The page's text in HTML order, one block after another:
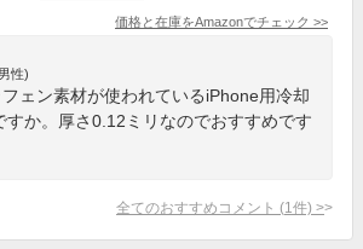
価格と在庫をAmazonでチェック >>
性)
ェン素材が使われているiPhone用冷却
すか。厚さ0.12ミリなのでおすすめです
全てのおすすめコメント (1 件) >